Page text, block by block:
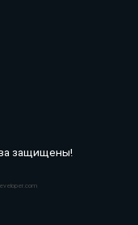
защищены!